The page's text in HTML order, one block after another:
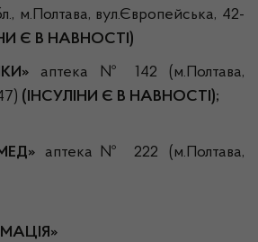
м.Полтава, вул.Європейська, 42-
Є В НАВНОСТІ)
аптека № 142 (м.Полтава,
(ІНСУЛІНИ Є В НАВНОСТІ);
аптека№ 222 (м.Полтава,